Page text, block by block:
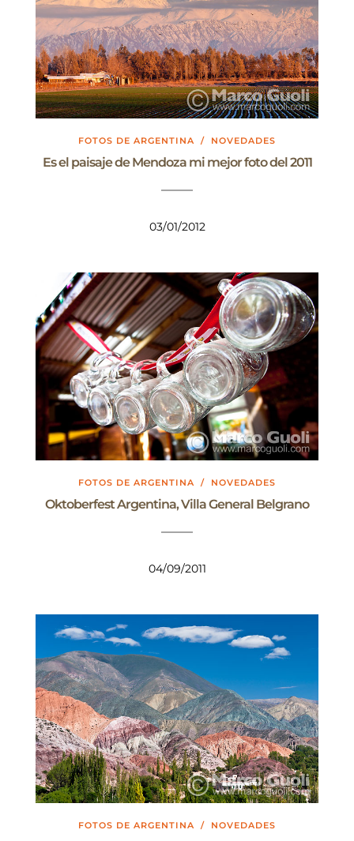
FOTOS DE ARGENTINA / NOVEDADES
Es el paisaje de Mendoza mi mejor foto del 2011
03/01/2012
FOTOS DE ARGENTINA / NOVEDADES
Oktoberfest Argentina, Villa General Belgrano
04/09/2011
FOTOS DE ARGENTINA / NOVEDADES